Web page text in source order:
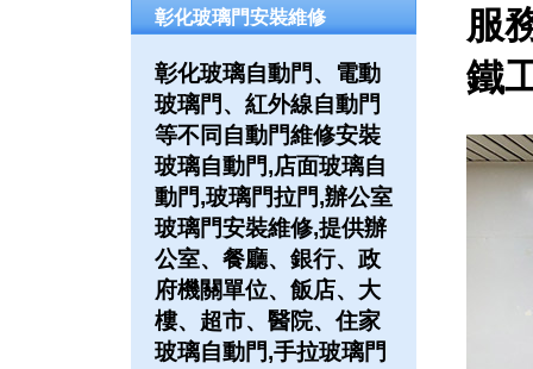
彰化玻璃門安裝維修
彰化玻璃自動門、電動
玻璃門、紅外線自動門
等不同自動門維修安裝
玻璃自動門,店面玻璃自
動門,玻璃門拉門,辦公室
玻璃門安裝維修,提供辦
公室、餐廳、銀行、政
府機關單位、飯店、大
樓、超市、醫院、住家
玻璃自動門,手拉玻璃門
服
鐵